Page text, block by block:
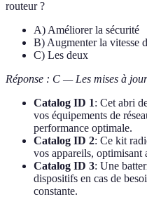
routeur ?
A) Améliorer la sécurité
B) Augmenter la vitesse
C) Les deux
Réponse : C — Les mises à
Catalog ID 1: Cet abri
vos équipements de
performance optimale.
Catalog ID 2: Ce kit
vos appareils, optimisant
Catalog ID 3: Une
dispositifs en cas de
constante.